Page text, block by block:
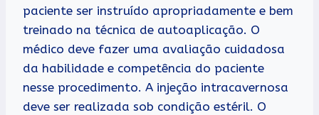
paciente ser instruído apropriadamente e bem
treinado na técnica de autoaplicação. O
médico deve fazer uma avaliação cuidadosa
da habilidade e competência do paciente
nesse procedimento. A injeção intracavernosa
deve ser realizada sob condição estéril. O